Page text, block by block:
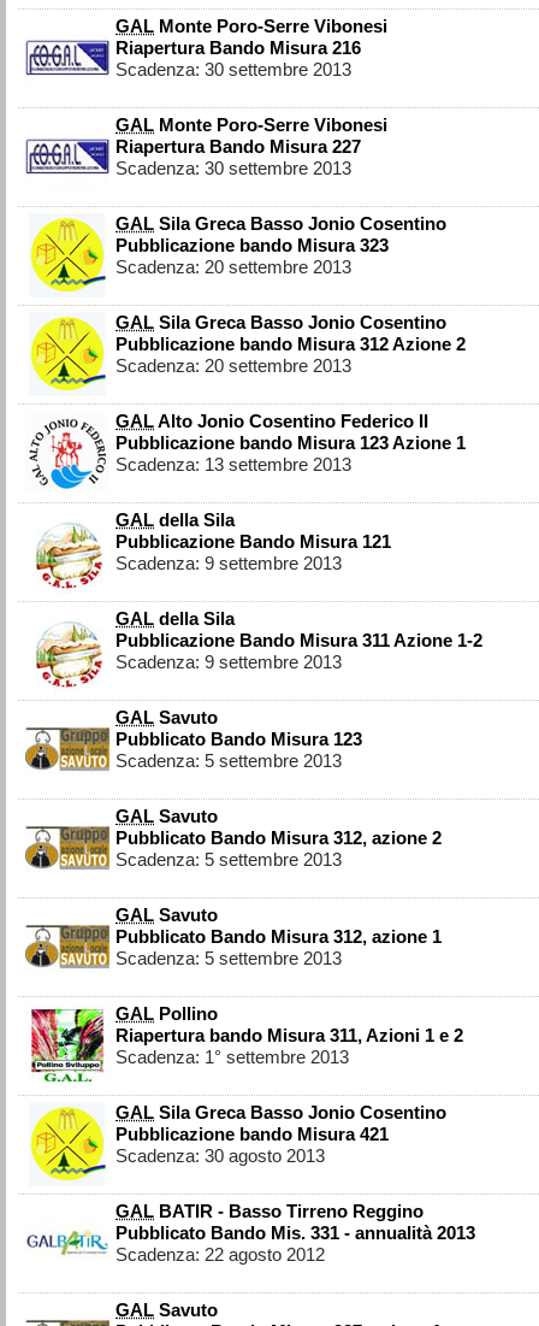
GAL Monte Poro-Serre Vibonesi
Riapertura Bando Misura 216
Scadenza: 30 settembre 2013
GAL Monte Poro-Serre Vibonesi
Riapertura Bando Misura 227
Scadenza: 30 settembre 2013
GAL Sila Greca Basso Jonio Cosentino
Pubblicazione bando Misura 323
Scadenza: 20 settembre 2013
GAL Sila Greca Basso Jonio Cosentino
Pubblicazione bando Misura 312 Azione 2
Scadenza: 20 settembre 2013
GALAlto Jonio Cosentino Federico II
Pubblicazione bando Misura 123 Azione 1
Scadenza: 13 settembre 2013
GAL della Sila
Pubblicazione Bando Misura 121
Scadenza: 9 settembre 2013
GAL della Sila
Pubblicazione Bando Misura 311 Azione 1-2
Scadenza: 9 settembre 2013
GAL Savuto
Pubblicato Bando Misura 123
Scadenza: 5 settembre 2013
GAL Savuto
Pubblicato Bando Misura 312, azione 2
Scadenza: 5 settembre 2013
GAL Savuto
Pubblicato Bando Misura 312, azione 1
Scadenza: 5 settembre 2013
GAL Pollino
Riapertura bando Misura 311, Azioni 1 e 2
Scadenza: 1° settembre 2013
GAL Sila Greca Basso Jonio Cosentino
Pubblicazione bando Misura 421
Scadenza: 30 agosto 2013
GAL BATIR - Basso Tirreno Reggino
Pubblicato Bando Mis. 331 - annualità 2013
Scadenza: 22 agosto 2012
GAL Savuto